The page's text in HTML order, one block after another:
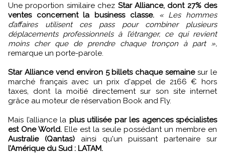
Une proportion similaire chez Star Alliance, dont 27% des
ventes concernent la business classe.
« Les hommes
d’affaires utilisent ces pass pour combiner plusieurs
déplacements professionnels à l’étranger, ce qui revient
moins cher que de prendre chaque tronçon à part »,
remarque un porte-parole.
Star Alliance vend environ 5 billets chaque semainesur le
marché français avec un prix d'appel de 2166 € hors
taxes, dont la moitié directement sur son site internet
grâce au moteur de réservation Book and Fly.
Mais l’alliance la plus utilisée par les agences spécialistes
est One World. Elle est la seule possédant un membre en
Australie (Qantas)ainsi qu'un puissant partenaire sur
l’Amérique du Sud : LATAM.